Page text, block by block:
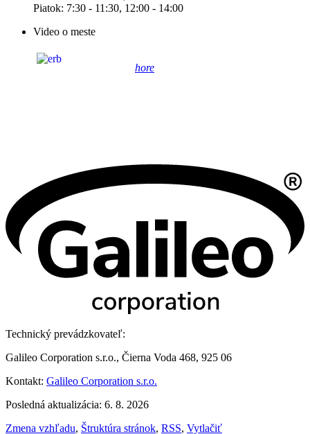
Piatok: 7:30 - 11:30, 12:00 - 14:00
Video o meste
hore
Technický prevádzkovateľ:
Galileo Corporation s.r.o., Čierna Voda 468, 925 06
Kontakt: Galileo Corporation s.r.o.
Posledná aktualizácia: 6. 8. 2026
Zmena vzhľadu, Štruktúra stránok, RSS, Vytlačiť